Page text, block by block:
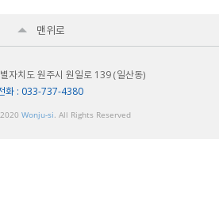
맨위로
치도 원주시 원일로 139 （일산동）
화 : 033-737-4380
Wonju-si. All Rights Reserved